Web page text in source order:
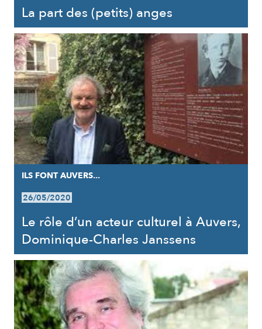
La part des (petits) anges
ILS FONT AUVERS...
26/05/2020
Le rôle d’un acteur culturel à Auvers,
Dominique-Charles Janssens